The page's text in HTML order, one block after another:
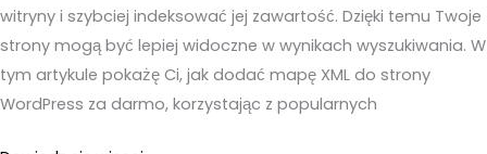
witryny i szybciej indeksować jej zawartość. Dzięki temu Twoje
strony mogą być lepiej widoczne w wynikach wyszukiwania. W
tym artykule pokażę Ci, jak dodać mapę XML do strony
WordPress za darmo, korzystając z popularnych